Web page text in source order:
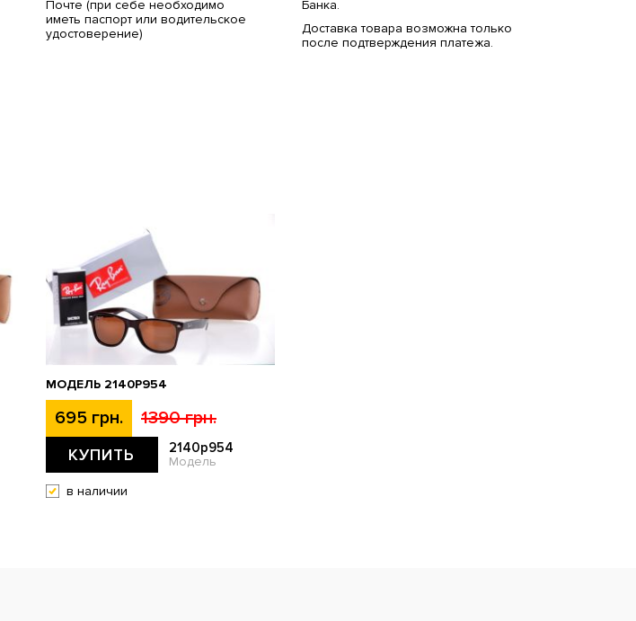
Почте (при себе необходимо
иметь паспорт или водительское
удостоверение)
Банка.
Доставка товара возможна только
после подтверждения платежа.
МОДЕЛЬ 2140P954
695 грн. 1390 грн.
КУПИТЬ 2140p954
Модель
в наличии